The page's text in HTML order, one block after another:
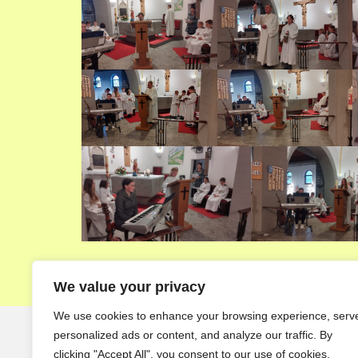
We value your privacy
We use cookies to enhance your browsing experience,
personalized ads or content, and analyze our traffic. By
clicking "Accept All", you consent to our use of cookies.
© 2026 Pfarre Echsenbach